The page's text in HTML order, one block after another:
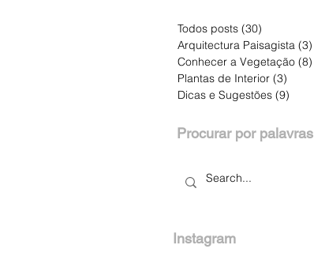
Todos posts (30)
Arquitectura Paisagista (3)
Conhecer a Vegetação (8)
Plantas de Interior (3)
Dicas e Sugestões (9)
Procurar por palavras
Instagram